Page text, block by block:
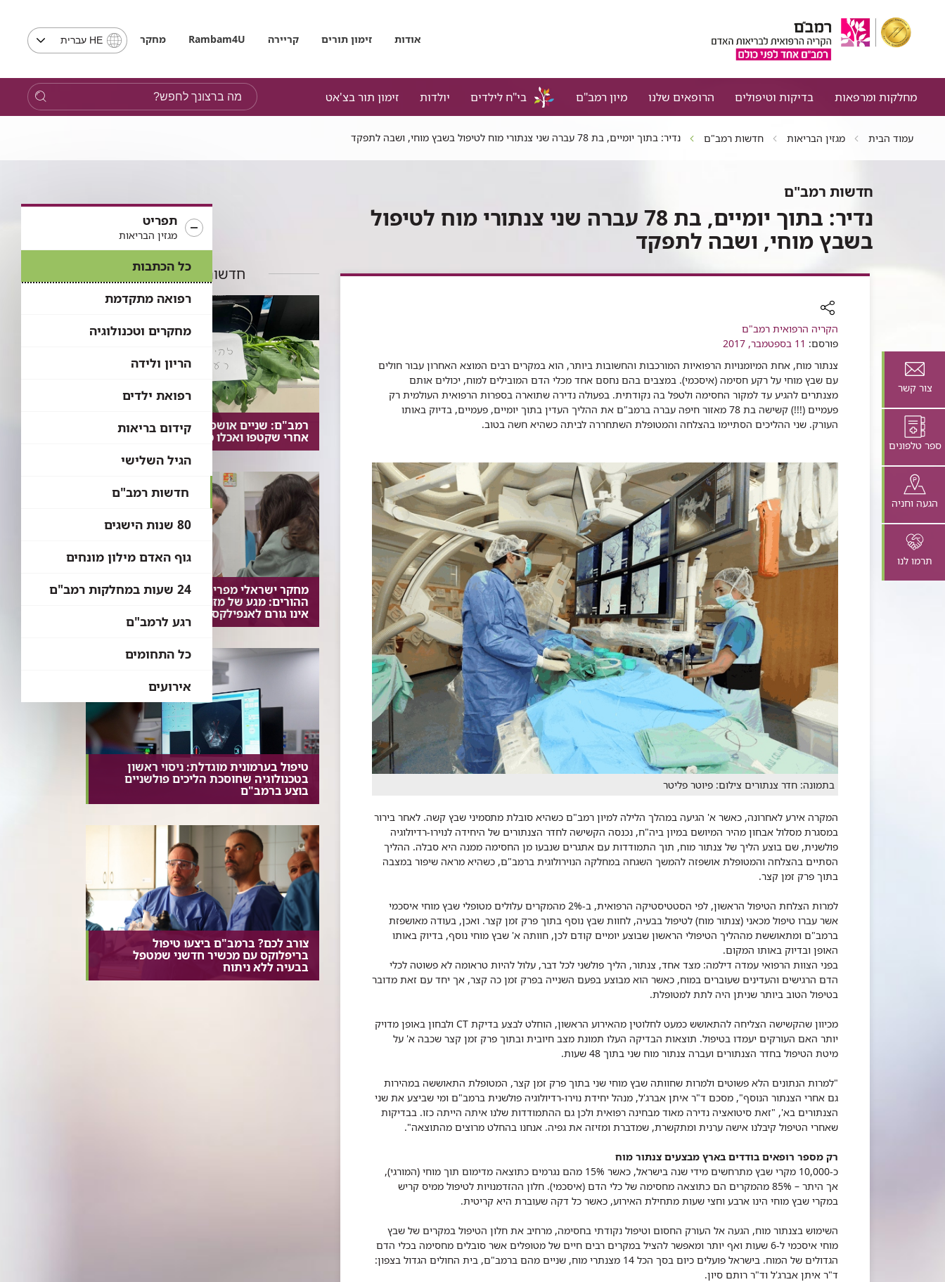
אודות זימון תורים קריירה Rambam4U מחקר
בחירת
שים
לב,
בבחירת
לאתר
HE עברית
מחלקות ומרפאות בדיקות וטיפולים הרופאים שלנו מיון רמב"ם בי"ח לילדים יולדות זימון תור בצ'אט
מה
ברצונך
לחפש?
צור קשר
ספר טלפונים
הגעה וחניה
תרמו לנו
עמוד הבית מגזין הבריאות חדשות רמב"ם נדיר: בתוך יומיים, בת 78 עברה שני צנתורי מוח לטיפול בשבץ מוחי, ושבה לתפקד
תפריט
מגזין הבריאות
כל הכתבות
רפואה מתקדמת
מחקרים וטכנולוגיה
הריון ולידה
רפואת ילדים
קידום בריאות
הגיל השלישי
חדשות רמב"ם
80 שנות הישגים
גוף האדם מילון מונחים
24 שעות במחלקות רמב"ם
רגע לרמב"ם
כל התחומים
אירועים
חדשות רמב"ם
נדיר: בתוך יומיים, בת 78 עברה שני צנתורי מוח לטיפול
בשבץ מוחי, ושבה לתפקד
רכיב
שיתוף
הקריה הרפואית רמב"ם
פורסם: 11 בספטמבר, 2017
צנתור מוח, אחת המיומנויות הרפואיות המורכבות והחשובות ביותר, הוא במקרים רבים המוצא האחרון עבור חולים
עם שבץ מוחי על רקע חסימה (איסכמי). במצבים בהם נחסם אחד מכלי הדם המובילים למוח, יכולים אותם
מצנתרים להגיע עד למקור החסימה ולטפל בה נקודתית. בפעולה נדירה שתוארה בספרות הרפואית העולמית רק
פעמיים (!!!) קשישה בת 78 מאזור חיפה עברה ברמב"ם את ההליך העדין בתוך יומיים, פעמיים, בדיוק באותו
העורק. שני ההליכים הסתיימו בהצלחה והמטופלת השתחררה לביתה כשהיא חשה בטוב.
בתמונה: חדר צנתורים צילום: פיוטר פליטר
המקרה אירע לאחרונה, כאשר א' הגיעה במהלך הלילה למיון רמב"ם כשהיא סובלת מתסמיני שבץ קשה. לאחר בירור
במסגרת מסלול אבחון מהיר המיושם במיון ביה"ח, נכנסה הקשישה לחדר הצנתורים של היחידה לנוירו-רדיולוגיה
פולשנית, שם בוצע הליך של צנתור מוח, תוך התמודדות עם אתגרים שנבעו מן החסימה ממנה היא סבלה. ההליך
הסתיים בהצלחה והמטופלת אושפזה להמשך השגחה במחלקה הנוירולוגית ברמב"ם, כשהיא מראה שיפור במצבה
בתוך פרק זמן קצר.
למרות הצלחת הטיפול הראשון, לפי הסטטיסטיקה הרפואית, ב-2% מהמקרים עלולים מטופלי שבץ מוחי איסכמי
אשר עברו טיפול מכאני (צנתור מוח) לטיפול בבעיה, לחוות שבץ נוסף בתוך פרק זמן קצר. ואכן, בעודה מאושפזת
ברמב"ם ומתאוששת מההליך הטיפולי הראשון שבוצע יומיים קודם לכן, חוותה א' שבץ מוחי נוסף, בדיוק באותו
האופן ובדיוק באותו המקום.
בפני הצוות הרפואי עמדה דילמה: מצד אחד, צנתור, הליך פולשני לכל דבר, עלול להיות טראומה לא פשוטה לכלי
הדם הרגישים והעדינים שעוברים במוח, כאשר הוא מבוצע בפעם השנייה בפרק זמן כה קצר, אך יחד עם זאת מדובר
בטיפול הטוב ביותר שניתן היה לתת למטופלת.
מכיוון שהקשישה הצליחה להתאושש כמעט לחלוטין מהאירוע הראשון, הוחלט לבצע בדיקת CT ולבחון באופן מדויק
יותר האם העורקים יעמדו בטיפול. תוצאות הבדיקה העלו תמונת מצב חיובית ובתוך פרק זמן קצר שכבה א' על
מיטת הטיפול בחדר הצנתורים ועברה צנתור מוח שני בתוך 48 שעות.
"למרות הנתונים הלא פשוטים ולמרות שחוותה שבץ מוחי שני בתוך פרק זמן קצר, המטופלת התאוששה במהירות
גם אחרי הצנתור הנוסף", מסכם ד"ר איתן אברג'ל, מנהל יחידת נוירו-רדיולוגיה פולשנית ברמב"ם ומי שביצע את שני
הצנתורים בא', "זאת סיטואציה נדירה מאוד מבחינה רפואית ולכן גם ההתמודדות שלנו איתה הייתה כזו. בבדיקות
שאחרי הטיפול קיבלנו אישה ערנית ומתקשרת, שמדברת ומזיזה את גפיה. אנחנו בהחלט מרוצים מהתוצאה".
רק מספר רופאים בודדים בארץ מבצעים צנתור מוח
כ-10,000 מקרי שבץ מתרחשים מידי שנה בישראל, כאשר 15% מהם נגרמים כתוצאה מדימום תוך מוחי (המורגי),
אך היתר – 85% מהמקרים הם כתוצאה מחסימה של כלי הדם (איסכמי). חלון ההזדמנויות לטיפול ממיס קריש
במקרי שבץ מוחי הינו ארבע וחצי שעות מתחילת האירוע, כאשר כל דקה שעוברת היא קריטית.
השימוש בצנתור מוח, הגעה אל העורק החסום וטיפול נקודתי בחסימה, מרחיב את חלון הטיפול במקרים של שבץ
מוחי איסכמי ל-6 שעות ואף יותר ומאפשר להציל במקרים רבים חיים של מטופלים אשר סובלים מחסימה בכלי הדם
הגדולים של המוח. בישראל פועלים כיום בסך הכל 14 מצנתרי מוח, שניים מהם ברמב"ם, בית החולים הגדול בצפון:
ד"ר איתן אברג'ל וד"ר רותם סיון.
חדשות נוספות
רמב"ם: שניים אושפזו בטיפול נמרץ
אחרי שקטפו ואכלו מצמח בר נפוץ
מחקר ישראלי מפריך את חששות
ההורים: מגע של מזון אלרגני עם העור
אינו גורם לאנפילקסיס
טיפול בערמונית מוגדלת: ניסוי ראשון
בטכנולוגיה שחוסכת הליכים פולשניים
בוצע ברמב"ם
צורב לכם? ברמב"ם ביצעו טיפול
בריפלוקס עם מכשיר חדשני שמטפל
בבעיה ללא ניתוח